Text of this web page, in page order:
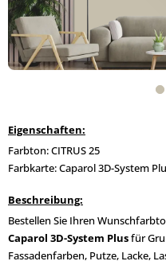
Eigenschaften:
Farbton: CITRUS 25
Farbkarte: Caparol 3D-System
Beschreibung:
Bestellen Sie Ihren
Caparol 3D-System Plusfür
Fassadenfarben, Putze, Lacke,